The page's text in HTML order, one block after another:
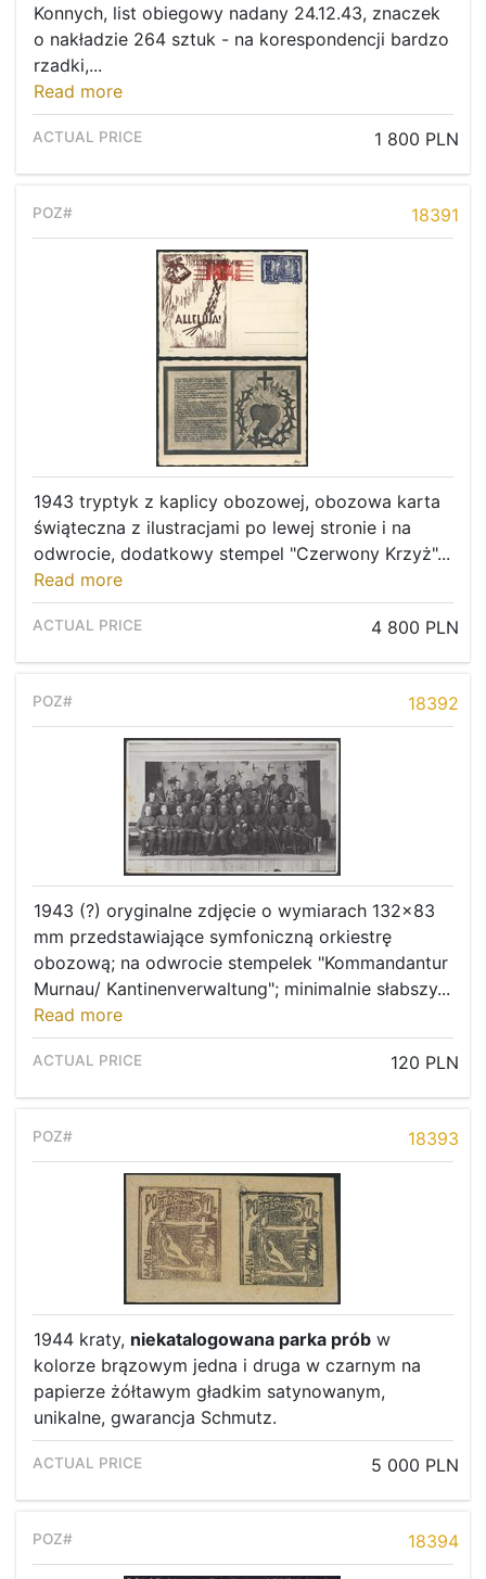
Konnych, list obiegowy nadany 24.12.43, znaczek
o nakładzie 264 sztuk - na korespondencji bardzo
rzadki,...
Read more
1 800 PLN
18391
1943 tryptyk z kaplicy obozowej, obozowa karta
świąteczna z ilustracjami po lewej stronie i na
odwrocie, dodatkowy stempel "Czerwony Krzyż"...
Read more
4 800 PLN
18392
1943 (?) oryginalne zdjęcie o wymiarach 132x83
mm przedstawiające symfoniczną orkiestrę
obozową; na odwrocie stempelek "Kommandantur
Murnau/ Kantinenverwaltung"; minimalnie słabszy...
Read more
120 PLN
18393
1944 kraty, niekatalogowana parka prób w
kolorze brązowym jedna i druga w czarnym na
papierze żółtawym gładkim satynowanym,
unikalne, gwarancja Schmutz.
5 000 PLN
18394